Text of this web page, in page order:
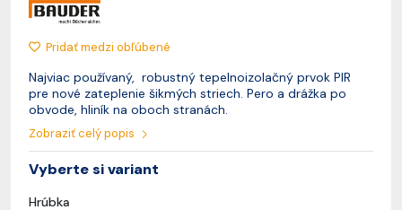
Pridať medzi obľúbené
Najviac používaný, robustný tepelnoizolačný prvok PIR
pre nové zateplenie šikmých striech. Pero a drážka po
obvode, hliník na oboch stranách.
Zobraziť celý popis
Vyberte si variant
Hrúbka